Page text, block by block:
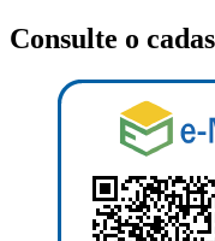
Consulte o